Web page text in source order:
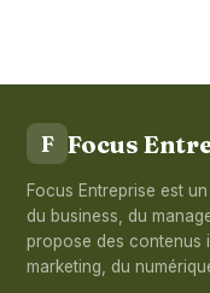
F Focus
Focus Entreprise est
du business, du
propose des contenus
marketing, du